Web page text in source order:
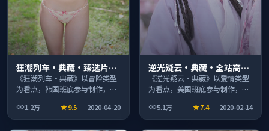
狂潮列车·典藏·臻选片单
推荐画质清晰观看流畅
《狂潮列车·典藏》以冒险类型
为看点，韩国班底参与制作，叙
段观看。
1.2万 9.5 2020-04-20
逆光疑云·典藏·全站高分
推荐节奏紧凑值得追看
《逆光疑云·典藏》以爱情类型
为看点，美国班底参与制作，叙
段观看。
5.1万 7.4 2020-02-14